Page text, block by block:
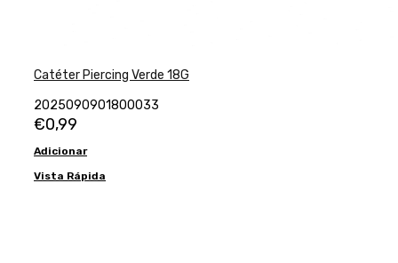
Catéter Piercing Verde 18G
2025090901800033
€0,99
Adicionar
Vista Rápida